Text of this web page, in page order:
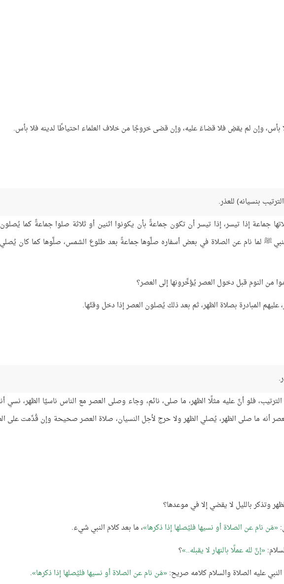
وإن لم يقضِ فلا قضاءَ عليه، وإن قضى خروجًا من خلاف العلماء احتياطًا لدينه فلا بأس.
بنسيانه) للعذر.
جماعة إذا تيسر، إذا تيسر أن تكون جماعةً بأن يكونوا اثنين أو ثلاثة صلوا جماعةً كما
ﷺ لما نام عن الصلاة في بعض أسفاره صلَّوها جماعةً بعد طلوع الشمس، صلَّوها كما كان
من النوم قبل دخول العصر يُؤخِّرونها إلى العصر؟
عليهم المبادرة بصلاة الظهر، ثم بعد ذلك يُصلون العصر إذا دخل وقتُها.
فلو أنَّ عليه مثلًا الظهر، ما صلى، نائم، وجاء وصلى العصر مع الناس ناسيًا الظهر، نسي
أنه ما صلى الظهر، يُصلي الظهر ولا حرج لأجل النسيان، صلاة العصر صحيحة وإن قُدِّمت على
وتذكر بالليل لا يقضي إلا في موعدها؟
مَن نام عن الصلاة أو نسيها فليُصلها إذا ذكرها ، ما بعد كلام النبي شيء.
إنَّ لله عملًا بالنهار لا يقبله.. ؟
عليه الصلاة والسلام كلامه صريح: مَن نام عن الصلاة أو نسيها فليُصلها إذا ذكرها .